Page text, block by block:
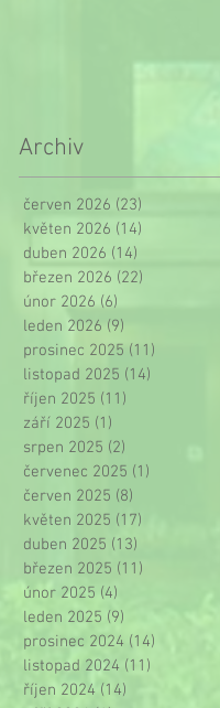
Archiv
červen 2026 (23)
květen 2026 (14)
duben 2026 (14)
březen 2026 (22)
únor 2026 (6)
leden 2026 (9)
prosinec 2025 (11)
listopad 2025 (14)
říjen 2025 (11)
září 2025 (1)
srpen 2025 (2)
červenec 2025 (1)
červen 2025 (8)
květen 2025 (17)
duben 2025 (13)
březen 2025 (11)
únor 2025 (4)
leden 2025 (9)
prosinec 2024 (14)
listopad 2024 (11)
říjen 2024 (14)